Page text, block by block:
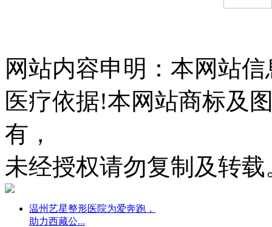
网站内容申明：本网站
医疗依据!本网站商标及
有，
未经授权请勿复制及转
温州艺星整形医院为爱奔跑，
助力西藏公...